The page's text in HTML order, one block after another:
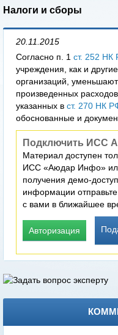
Налоги и сборы
20.11.2015
Согласно п. 1 ст. 252 НК
учреждения, как и
организаций,
произведенных
указанных в ст. 270 НК
обоснованные и
Подключить ИСС
Материал доступен
ИСС «Аюдар Инфо»
получения демо-
информации
с вами в ближайшее
Авторизация